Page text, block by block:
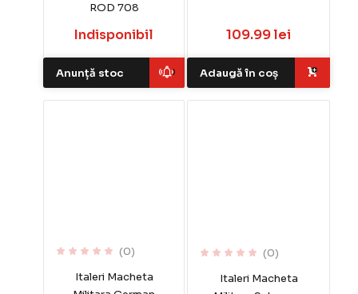
ROD 708
Indisponibil
Anunță stoc
109.99 lei
Adaugă în coș
(0)
Italeri Macheta
(0)
Italeri Macheta